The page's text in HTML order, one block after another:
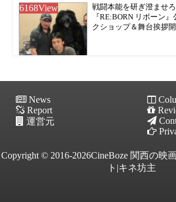
6168View
戦闘本能を研ぎ澄ませ
『RE:BORN リボーン
クショップ＆舞台挨拶開
News
Report
運営元
Copyright © 2016-2026CineBoze 関西の映
ト|キネ坊主